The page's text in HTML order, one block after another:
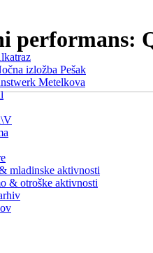
izložba Pešak
Metelkova
mladinske aktivnosti
& otroške aktivnosti
performans: